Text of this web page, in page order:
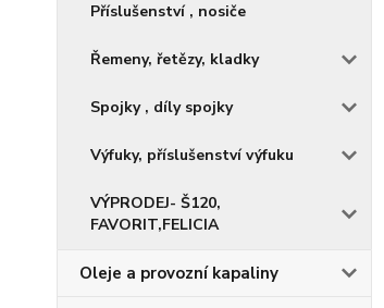
Příslušenství , nosiče
Řemeny, řetězy, kladky
Spojky , díly spojky
Výfuky, příslušenství výfuku
VÝPRODEJ- Š120,
FAVORIT,FELICIA
Oleje a provozní kapaliny